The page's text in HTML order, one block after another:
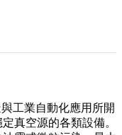
工業自動化應用所開
真空源的各類設備。